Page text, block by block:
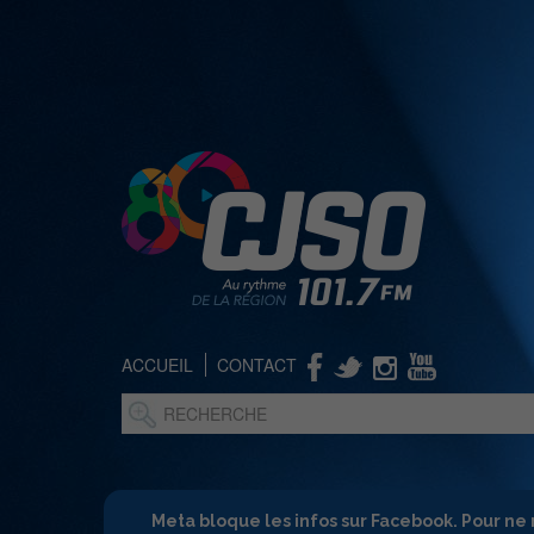
ACCUEIL CONTACT
Meta bloque les infos sur Facebook. Pour